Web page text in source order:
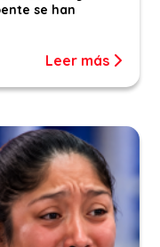
se han
Leer más